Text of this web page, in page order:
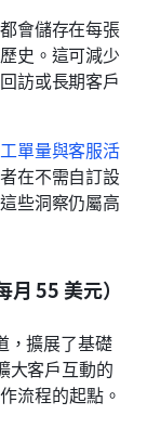
會儲存在每張
史。這可減少
訪或長期客戶
工單量與客服活
在不需自訂設
些洞察仍屬高
55 美元）
，擴展了基礎
大客戶互動的
流程的起點。